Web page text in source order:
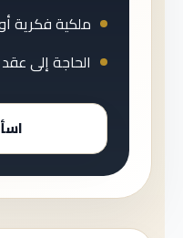
ملكية فكرية
الحاجة إلى